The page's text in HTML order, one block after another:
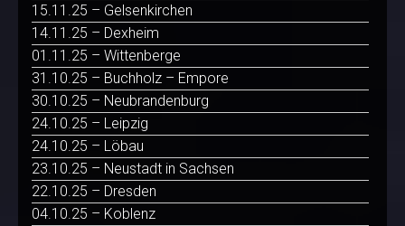
15.11.25 – Gelsenkirchen
14.11.25 – Dexheim
01.11.25 – Wittenberge
31.10.25 – Buchholz – Empore
30.10.25 – Neubrandenburg
24.10.25 – Leipzig
24.10.25 – Löbau
23.10.25 – Neustadt in Sachsen
22.10.25 – Dresden
04.10.25 – Koblenz